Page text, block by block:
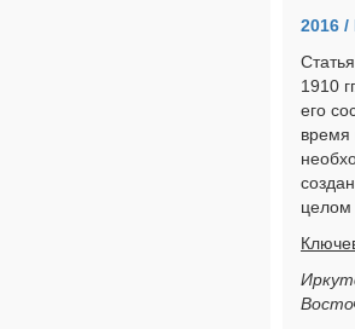
2016
1910
его
время
целом